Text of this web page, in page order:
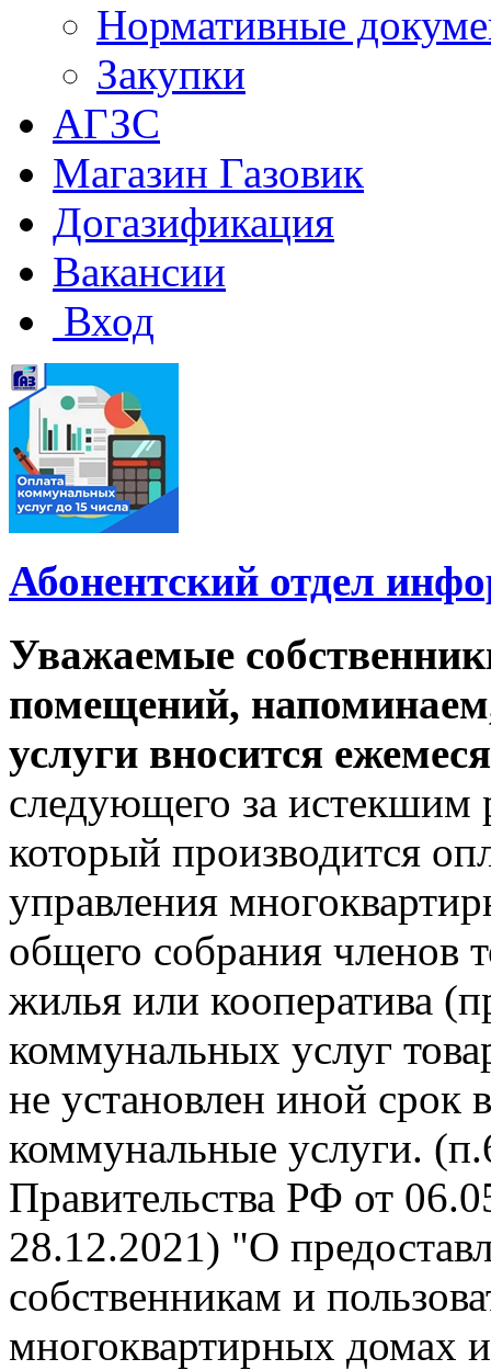
Нормативные
Закупки
АГЗС
Магазин Газовик
Догазификация
Вакансии
Вход
Абонентский отдел
Уважаемые
помещений,
услуги вносится
следующего за истекшим
который производится
управления
общего собрания членов
жилья или кооператива
коммунальных услуг
не установлен иной срок
коммунальные услуги.
Правительства РФ от
28.12.2021) "О
собственникам и
многоквартирных